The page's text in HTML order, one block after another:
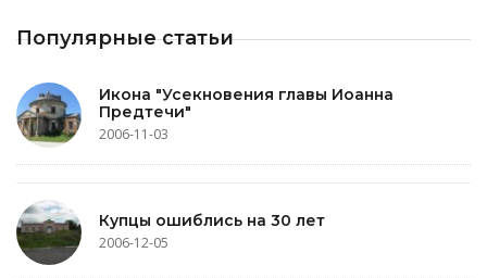
Популярные статьи
Икона "Усекновения главы Иоанна
Предтечи"
2006-11-03
Купцы ошиблись на 30 лет
2006-12-05